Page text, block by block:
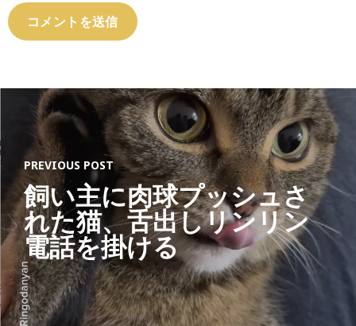
PREVIOUS POST
飼い主に肉球プッシュさ
れた猫、舌出しリンリン
電話を掛ける